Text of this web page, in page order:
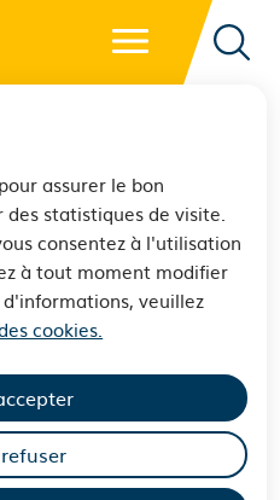
assurer le bon
statistiques de visite.
consentez à l'utilisation
à tout moment modifier
veuillez
cookies.
- Retour à l'accueil
Social
perception